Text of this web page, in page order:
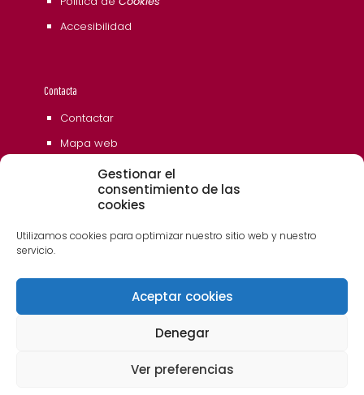
Gestionar el
consentimiento de las
cookies
Utilizamos cookies para optimizar nuestro sitio web y nuestro
servicio.
Aceptar cookies
Denegar
Ver preferencias
Accesibilidad
Contacta
Contactar
Mapa web
© 2006 - 2023 Museos de Tenerife. Todos los
derechos reservados